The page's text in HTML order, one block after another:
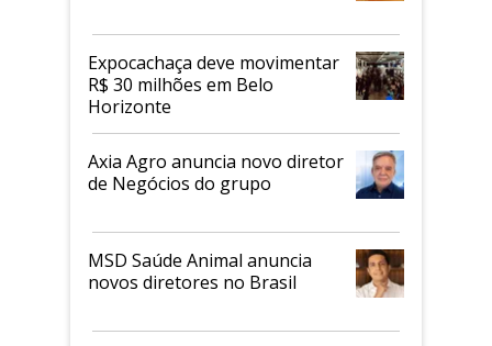
Expocachaça deve movimentar
R$ 30 milhões em Belo
Horizonte
Axia Agro anuncia novo diretor
de Negócios do grupo
MSD Saúde Animal anuncia
novos diretores no Brasil